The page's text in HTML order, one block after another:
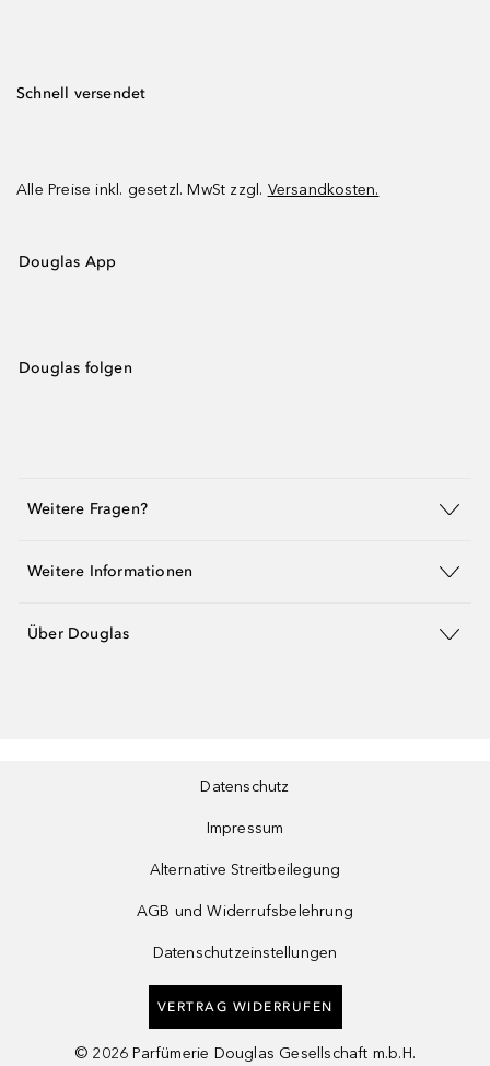
Schnell versendet
Alle Preise inkl. gesetzl. MwSt zzgl. Versandkosten.
Douglas App
Douglas folgen
Weitere Fragen?
Weitere Informationen
Über Douglas
Datenschutz
Impressum
Alternative Streitbeilegung
AGB und Widerrufsbelehrung
Datenschutzeinstellungen
VERTRAG WIDERRUFEN
© 2026 Parfümerie Douglas Gesellschaft m.b.H.